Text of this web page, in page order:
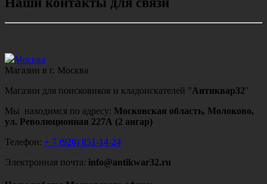
Москва
Магазин в г. Москва
Магазин для поисковиков и кладоискателей "Антиквар32"
Мы находимся по адресу: Московская область, Молоково,
ул. Революционная 227А (2 ангар)
Телефон: + 7 (920) 851-14-24
Электронная почта: info@antikwar32.ru